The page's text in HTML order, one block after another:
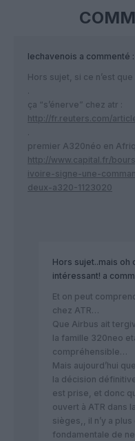
lechavenois a commenté :
Hors sujet, si ce n’est
ça “s’énerve” chez atr :
http://fr.reuters.com/
premier A320néo en
http://www.capital.fr/
ivoire-signe-une-
deux-a320-1123020
Hors sujet..mais oh
intéressant! a
Et on peut
chez ATR…
Que Airbus ait
la famille 320neo
compréhensible…
Mais aujourd’hui
la décision
est prise, et donc
ouvert à ATR dans
sièges,, il n’y a
fondamentale de